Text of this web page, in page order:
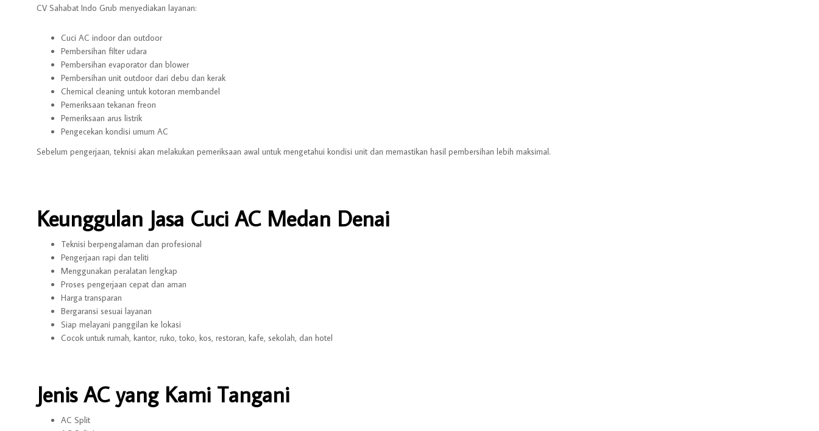
CV Sahabat Indo Grub menyediakan layanan:
Cuci AC indoor dan outdoor
Pembersihan filter udara
Pembersihan evaporator dan blower
Pembersihan unit outdoor dari debu dan kerak
Chemical cleaning untuk kotoran membandel
Pemeriksaan tekanan freon
Pemeriksaan arus listrik
Pengecekan kondisi umum AC
Sebelum pengerjaan, teknisi akan melakukan pemeriksaan awal untuk mengetahui kondisi unit dan memastikan hasil pembersihan lebih maksimal.
Keunggulan Jasa Cuci AC Medan Denai
Teknisi berpengalaman dan profesional
Pengerjaan rapi dan teliti
Menggunakan peralatan lengkap
Proses pengerjaan cepat dan aman
Harga transparan
Bergaransi sesuai layanan
Siap melayani panggilan ke lokasi
Cocok untuk rumah, kantor, ruko, toko, kos, restoran, kafe, sekolah, dan hotel
Jenis AC yang Kami Tangani
AC Split